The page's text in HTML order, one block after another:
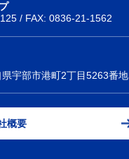
/ FAX: 0836-21-1562
県宇部市港町2丁目5263番地
概要